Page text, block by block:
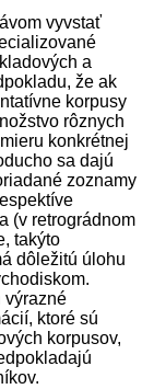
vyvstať
a
že ak
korpusy
rôznych
konkrétnej
sa dajú
zoznamy
(v retrográdnom
takýto
dôležitú úlohu
výrazné
ktoré sú
korpusov,